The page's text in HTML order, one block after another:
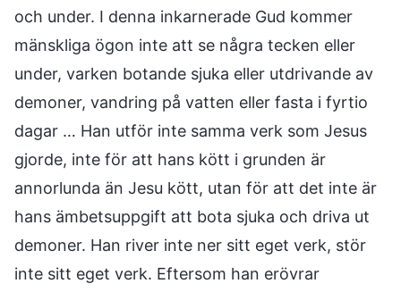
och under. I denna inkarnerade Gud kommer
mänskliga ögon inte att se några tecken eller
under, varken botande sjuka eller utdrivande av
demoner, vandring på vatten eller fasta i fyrtio
dagar … Han utför inte samma verk som Jesus
gjorde, inte för att hans kött i grunden är
annorlunda än Jesu kött, utan för att det inte är
hans ämbetsuppgift att bota sjuka och driva ut
demoner. Han river inte ner sitt eget verk, stör
inte sitt eget verk. Eftersom han erövrar